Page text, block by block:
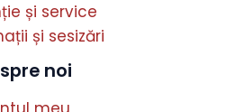
și service
și sesizări
noi